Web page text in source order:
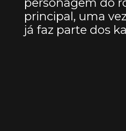
principal, uma
já faz parte dos